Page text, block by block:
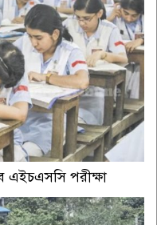
এইচএসসি পরীক্ষা